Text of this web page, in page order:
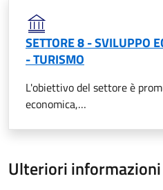
SETTORE 8 - SVILUPPO
- TURISMO
L'obiettivo del settore è
economica,…
Ulteriori informazioni